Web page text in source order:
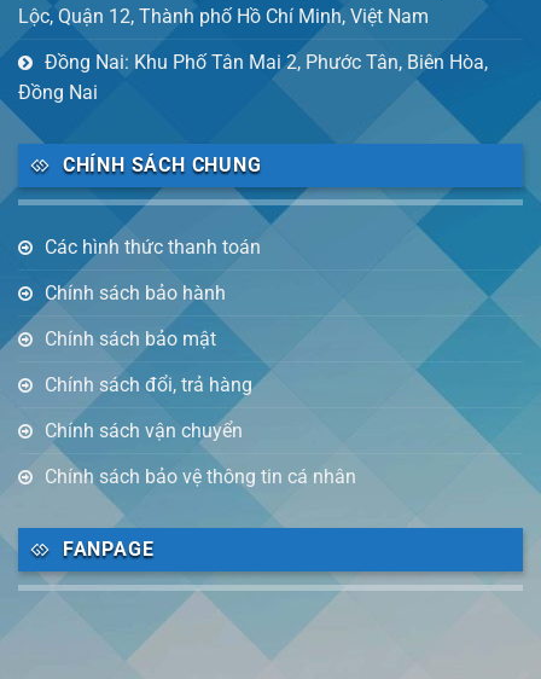
Lộc, Quận 12, Thành phố Hồ Chí Minh, Việt Nam
Đồng Nai: Khu Phố Tân Mai 2, Phước Tân, Biên Hòa,
Đồng Nai
CHÍNH SÁCH CHUNG
Các hình thức thanh toán
Chính sách bảo hành
Chính sách bảo mật
Chính sách đổi, trả hàng
Chính sách vận chuyển
Chính sách bảo vệ thông tin cá nhân
FANPAGE